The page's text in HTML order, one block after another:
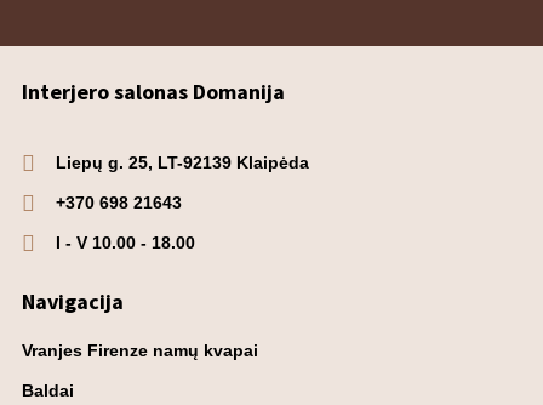
Interjero salonas Domanija
Liepų g. 25, LT-92139 Klaipėda
+370 698 21643
I - V 10.00 - 18.00
Navigacija
Vranjes Firenze namų kvapai
Baldai